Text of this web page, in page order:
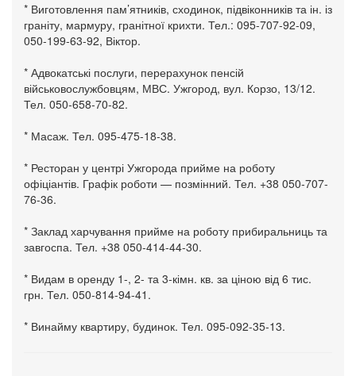
* Виготовлення пам’ятників, сходинок, підвіконників та ін. із
граніту, мармуру, гранітної крихти. Тел.: 095-707-92-09,
050-199-63-92, Віктор.
* Адвокатські послуги, перерахунок пенсій
військовослужбовцям, МВС. Ужгород, вул. Корзо, 13/12.
Тел. 050-658-70-82.
* Масаж. Тел. 095-475-18-38.
* Ресторан у центрі Ужгорода прийме на роботу
офіціантів. Графік роботи — позмінний. Тел. +38 050-707-
76-36.
* Заклад харчування прийме на роботу прибиральниць та
завгоспа. Тел. +38 050-414-44-30.
* Видам в оренду 1-, 2- та 3-кімн. кв. за ціною від 6 тис.
грн. Тел. 050-814-94-41.
* Винайму квартиру, будинок. Тел. 095-092-35-13.